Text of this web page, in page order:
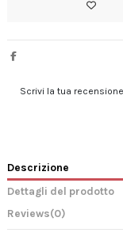
Scrivi la tua recensione
Descrizione
Dettagli del prodotto
Reviews(0)